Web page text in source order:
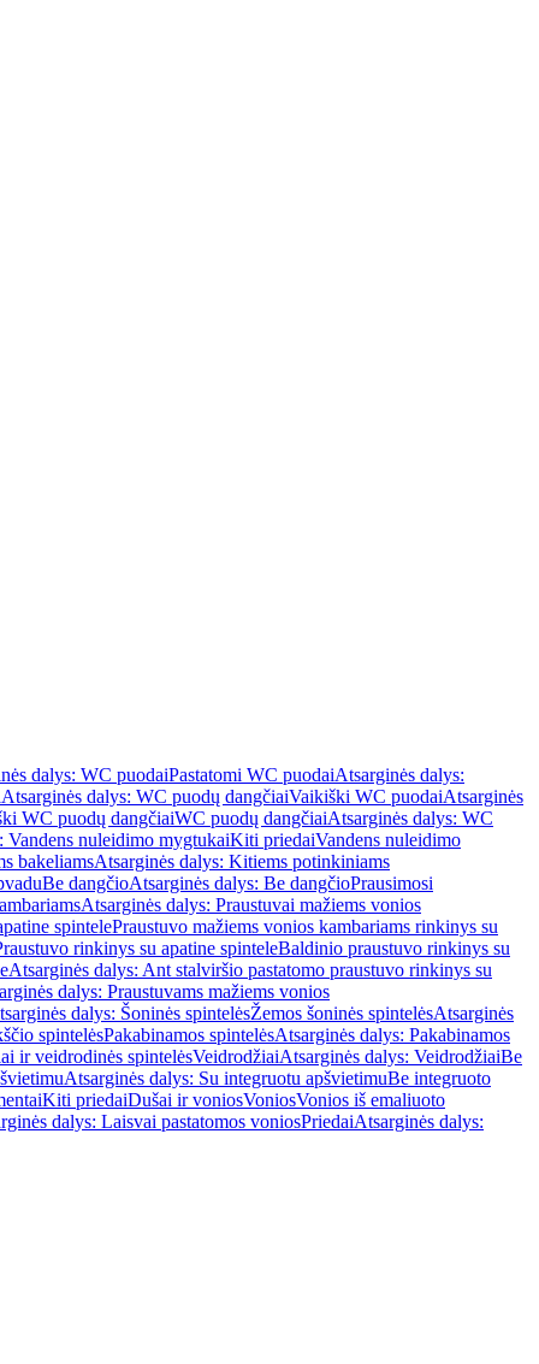
dalys: WC puodaiPastatomi WC puodaiAtsarginės dalys:
Atsarginės dalys: WC puodų dangčiaiVaikiški WC puodaiAtsarginės
WC puodų dangčiaiWC puodų dangčiaiAtsarginės dalys: WC
Vandens nuleidimo mygtukaiKiti priedaiVandens nuleidimo
bakeliamsAtsarginės dalys: Kitiems potinkiniams
Be dangčioAtsarginės dalys: Be dangčioPrausimosi
Atsarginės dalys: Praustuvai mažiems vonios
spintelePraustuvo mažiems vonios kambariams rinkinys su
rinkinys su apatine spinteleBaldinio praustuvo rinkinys su
Atsarginės dalys: Ant stalviršio pastatomo praustuvo rinkinys su
dalys: Praustuvams mažiems vonios
dalys: Šoninės spintelėsŽemos šoninės spintelėsAtsarginės
spintelėsPakabinamos spintelėsAtsarginės dalys: Pakabinamos
ir veidrodinės spintelėsVeidrodžiaiAtsarginės dalys: VeidrodžiaiBe
Atsarginės dalys: Su integruotu apšvietimuBe integruoto
Kiti priedaiDušai ir voniosVoniosVonios iš emaliuoto
dalys: Laisvai pastatomos voniosPriedaiAtsarginės dalys: